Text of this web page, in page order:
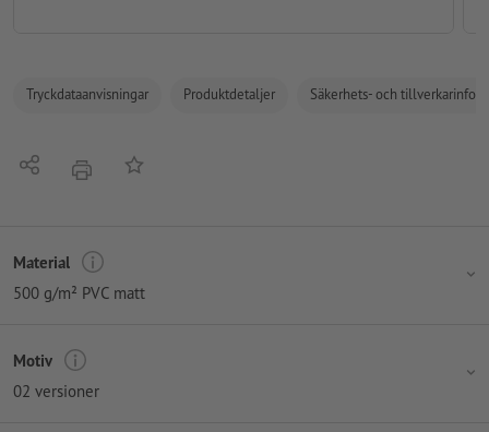
Tryckdataanvisningar Produktdetaljer Säkerhets- och
Dela erbjudandePå anteckningslistan
Material
500 g/m² PVC matt
Motiv
02 versioner